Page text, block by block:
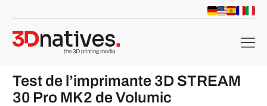
menu
Test de l’imprimante 3D STREAM
30 Pro MK2 de Volumic